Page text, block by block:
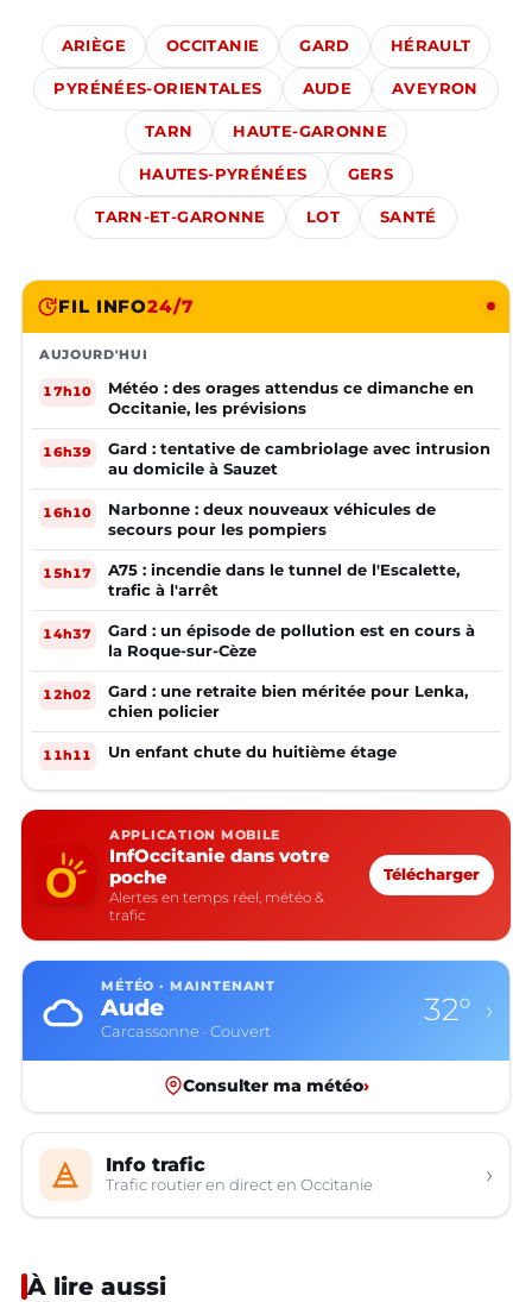
ARIÈGE OCCITANIE GARD HÉRAULT
PYRÉNÉES-ORIENTALES AUDE AVEYRON
TARN HAUTE-GARONNE
HAUTES-PYRÉNÉES GERS
TARN-ET-GARONNE LOT SANTÉ
FIL INFO24/7
AUJOURD'HUI
17h10
Météo : des orages attendus ce dimanche en
Occitanie, les prévisions
16h39
Gard : tentative de cambriolage avec intrusion
au domicile à Sauzet
16h10
Narbonne : deux nouveaux véhicules de
secours pour les pompiers
15h17
A75 : incendie dans le tunnel de l'Escalette,
trafic à l'arrêt
14h37
Gard : un épisode de pollution est en cours à
la Roque-sur-Cèze
12h02
Gard : une retraite bien méritée pour Lenka,
chien policier
11h11 Un enfant chute du huitième étage
APPLICATION MOBILE
InfOccitanie dans votre
poche
Alertes en temps réel, météo &
trafic
Télécharger
MÉTÉO · MAINTENANT
Aude
Carcassonne · Couvert
32° ›
Consulter ma météo›
Info trafic
Trafic routier en direct en Occitanie ›
À lire aussi